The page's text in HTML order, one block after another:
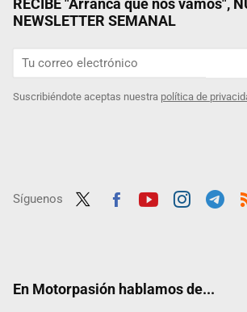
RECIBE "Arranca que nos vamos",
NEWSLETTER SEMANAL
Suscribiéndote aceptas nuestra política de
Síguenos
En Motorpasión hablamos de...